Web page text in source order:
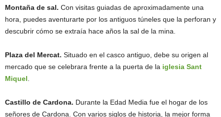
Montaña de sal. Con visitas guiadas de aproximadamente una
hora, puedes aventurarte por los antiguos túneles que la perforan y
descubrir cómo se extraía hace años la sal de la mina.
Plaza del Mercat. Situado en el casco antiguo, debe su origen al
mercado que se celebrara frente a la puerta de la iglesia Sant
Miquel
Castillo de Cardona. Durante la Edad Media fue el hogar de los
señores de Cardona. Con varios siglos de historia, la mejor forma